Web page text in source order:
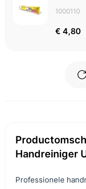
1000110
€ 4,80
Handreiniger
Professionele